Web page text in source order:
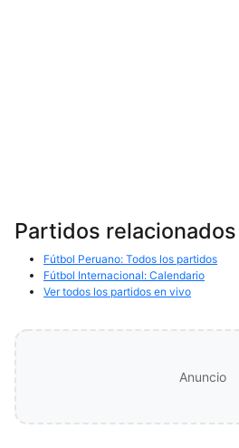
Partidos relacionados
Fútbol Peruano: Todos los partidos
Fútbol Internacional: Calendario
Ver todos los partidos en vivo
Anuncio